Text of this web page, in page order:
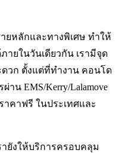
ยหลักและทางพิเศษ ทำให้
ายในวันเดียวกัน เรามีจุด
วก ตั้งแต่ที่ทำงาน คอนโด
าน EMS/Kerry/Lalamove
าคาฟรี ในประเทศและ
ยังให้บริการครอบคลุม